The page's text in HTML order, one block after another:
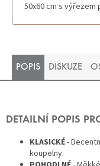
50x60 cm s výřezem
POPIS DISKUZE
DETAILNÍ POPIS
KLASICKÉ-
koupelny.